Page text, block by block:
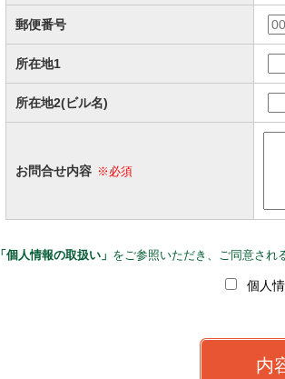
郵便番号
所在地1
所在地2(ビル名)
お問合せ内容 ※必須
「個人情報の取扱い」 をご参照いただき、ご同意され
個人